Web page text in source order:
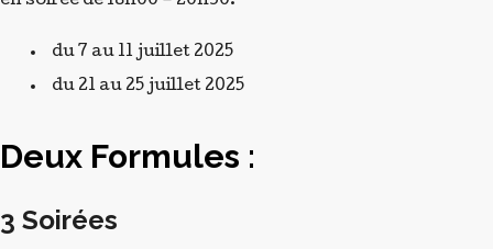
5 Soirées
Jeunes 60 €
Inscrivez-vous par email :
[siteorigin_widget class="Image_Widget"]